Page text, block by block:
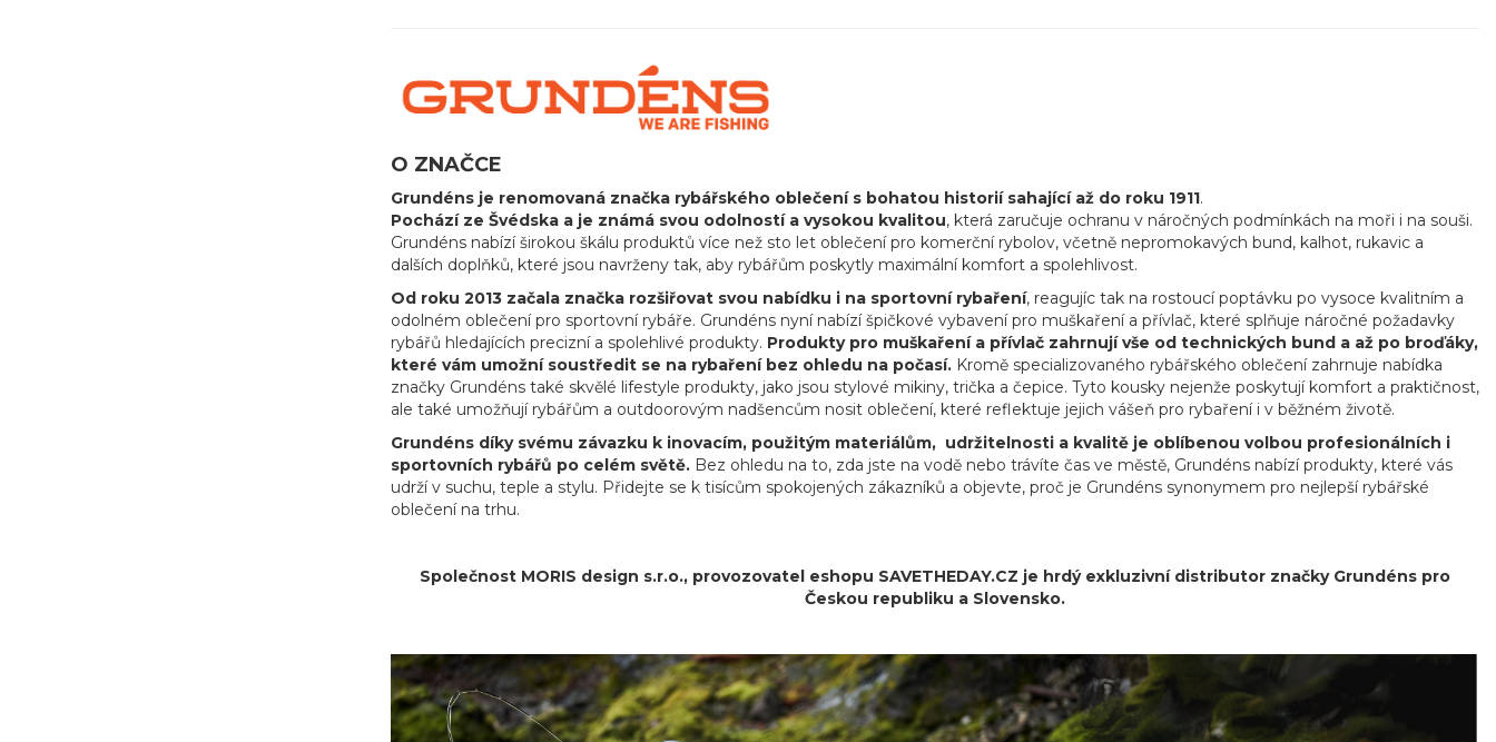
O ZNAČCE
Grundéns je renomovaná značka rybářského oblečení s bohatou historií sahající až do roku 1911.
Pochází ze Švédska a je známá svou odolností a vysokou kvalitou, která zaručuje ochranu v náročných podmínkách na moři i na souši.
Grundéns nabízí širokou škálu produktů více než sto let oblečení pro komerční rybolov, včetně nepromokavých bund, kalhot, rukavic a
dalších doplňků, které jsou navrženy tak, aby rybářům poskytly maximální komfort a spolehlivost.
Od roku 2013 začala značka rozšiřovat svou nabídku i na sportovní rybaření, reagujíc tak na rostoucí poptávku po vysoce kvalitním a
odolném oblečení pro sportovní rybáře. Grundéns nyní nabízí špičkové vybavení pro muškaření a přívlač, které splňuje náročné požadavky
rybářů hledajících precizní a spolehlivé produkty. Produkty pro muškaření a přívlač zahrnují vše od technických bund a až po broďáky,
které vám umožní soustředit se na rybaření bez ohledu na počasí. Kromě specializovaného rybářského oblečení zahrnuje nabídka
značky Grundéns také skvělé lifestyle produkty, jako jsou stylové mikiny, trička a čepice. Tyto kousky nejenže poskytují komfort a praktičnost,
ale také umožňují rybářům a outdoorovým nadšencům nosit oblečení, které reflektuje jejich vášeň pro rybaření i v běžném životě.
Grundéns díky svému závazku k inovacím, použitým materiálům, udržitelnosti a kvalitě je oblíbenou volbou profesionálních i
sportovních rybářů po celém světě. Bez ohledu na to, zda jste na vodě nebo trávíte čas ve městě, Grundéns nabízí produkty, které vás
udrží v suchu, teple a stylu. Přidejte se k tisícům spokojených zákazníků a objevte, proč je Grundéns synonymem pro nejlepší rybářské
oblečení na trhu.
Společnost MORIS design s.r.o., provozovatel eshopu SAVETHEDAY.CZ je hrdý exkluzivní distributor značky Grundéns pro
Českou republiku a Slovensko.